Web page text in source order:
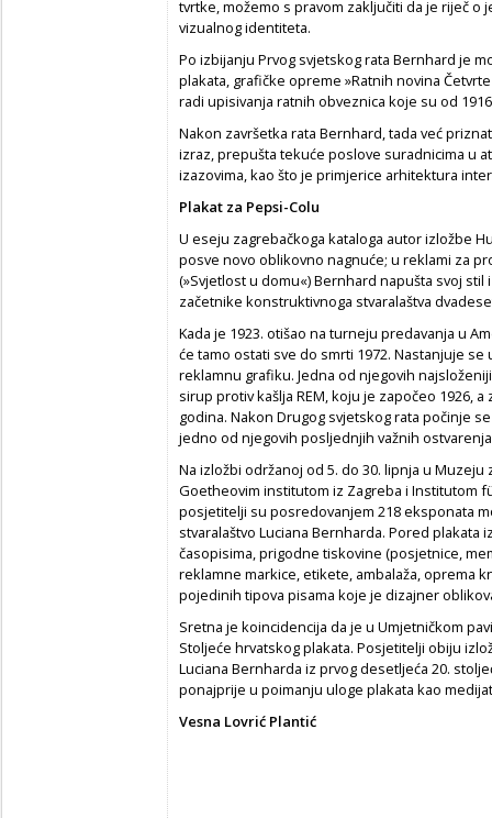
tvrtke, možemo s pravom zaključiti da je riječ o
vizualnog identiteta.
Po izbijanju Prvog svjetskog rata Bernhard je
plakata, grafičke opreme »Ratnih novina
radi upisivanja ratnih obveznica koje su od
Nakon završetka rata Bernhard, tada već
izraz, prepušta tekuće poslove suradnicima u
izazovima, kao što je primjerice arhitektura
Plakat za Pepsi-Colu
U eseju zagrebačkoga kataloga autor izložbe
posve novo oblikovno nagnuće; u reklami za
(»Svjetlost u domu«) Bernhard napušta svoj
začetnike konstruktivnoga stvaralaštva
Kada je 1923. otišao na turneju predavanja u
će tamo ostati sve do smrti 1972. Nastanjuje
reklamnu grafiku. Jedna od njegovih
sirup protiv kašlja REM, koju je započeo 1926,
godina. Nakon Drugog svjetskog rata počinje
jedno od njegovih posljednjih važnih
Na izložbi održanoj od 5. do 30. lipnja u
Goetheovim institutom iz Zagreba i Institutom
posjetitelji su posredovanjem 218 eksponata
stvaralaštvo Luciana Bernharda. Pored
časopisima, prigodne tiskovine (posjetnice,
reklamne markice, etikete, ambalaža, oprema
pojedinih tipova pisama koje je dizajner
Sretna je koincidencija da je u Umjetničkom
Stoljeće hrvatskog plakata. Posjetitelji obiju
Luciana Bernharda iz prvog desetljeća 20.
ponajprije u poimanju uloge plakata kao
Vesna Lovrić Plantić